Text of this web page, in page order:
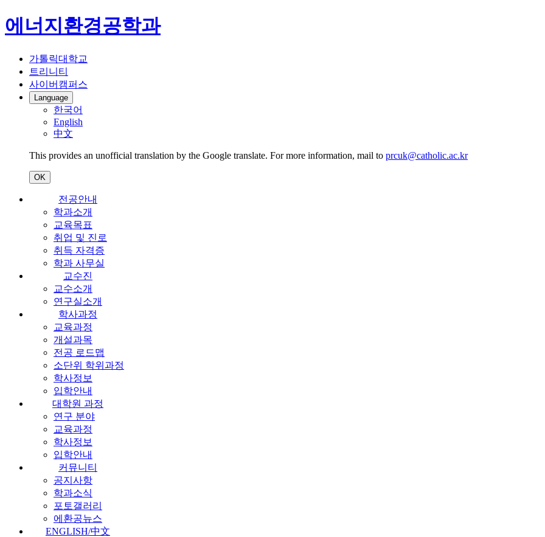
에너지환경공학과
가톨릭대학교
트리니티
사이버캠퍼스
Language
한국어
English
中文
This provides an unofficial translation by the Google translate. For more information, mail to prcuk@catholic.ac.kr
OK
전공안내
학과소개
교육목표
취업 및 진로
취득 자격증
학과 사무실
교수진
교수소개
연구실소개
학사과정
교육과정
개설과목
전공 로드맵
소단위 학위과정
학사정보
입학안내
대학원 과정
연구 분야
교육과정
학사정보
입학안내
커뮤니티
공지사항
학과소식
포토갤러리
에환공뉴스
ENGLISH/中文